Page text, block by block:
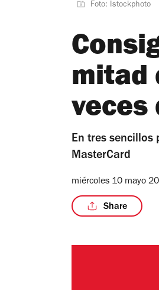
Foto: Istockphoto
mitad
veces
En tres sencillos
MasterCard
miércoles 10 mayo
Share